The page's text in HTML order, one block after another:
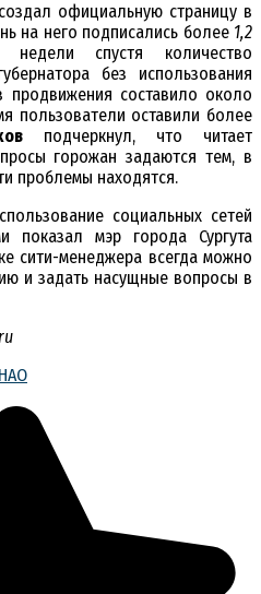
официальную страницу в
на него подписались более 1,2
спустя количество
без использования
продвижения составило около
пользователи оставили более
подчеркнул, что читает
горожан задаются тем, в
проблемы находятся.
социальных сетей
показал мэр города Сургута
сити-менеджера всегда можно
и задать насущные вопросы в